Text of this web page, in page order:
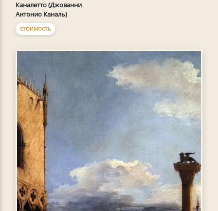
Каналетто (Джованни
Антонио Каналь)
СТОИМОСТЬ